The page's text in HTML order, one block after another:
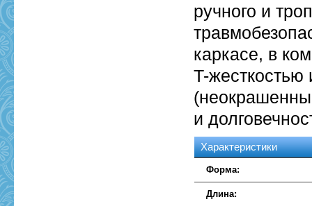
ручного и
каркасе, в
T-жесткостью
и
Характеристики
Форма:
Длина: